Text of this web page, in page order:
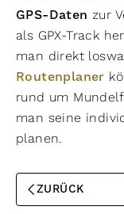
GPS-Daten zur
als GPX-Track
man direkt
Routenplaner
rund um
man seine
planen.
ZURÜCK